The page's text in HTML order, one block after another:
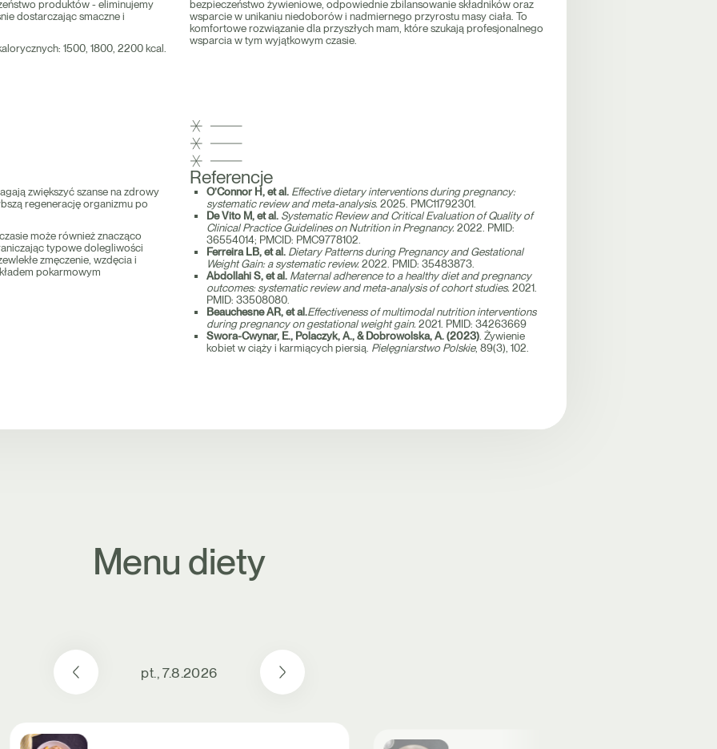
produktów - eliminujemy
dostarczając smaczne i
1500, 1800, 2200 kcal.
bezpieczeństwo żywieniowe, odpowiednie zbilansowanie składników oraz
wsparcie w unikaniu niedoborów i nadmiernego przyrostu masy ciała. To
komfortowe rozwiązanie dla przyszłych mam, które szukają profesjonalnego
wsparcia w tym wyjątkowym czasie.
zwiększyć szanse na zdrowy
regenerację organizmu po
może również znacząco
typowe dolegliwości
zmęczenie, wzdęcia i
pokarmowym
Referencje
O’Connor H, et al. Effective dietary interventions during pregnancy:
systematic review and meta-analysis. 2025. PMC11792301.
De Vito M, et al. Systematic Review and Critical Evaluation of Quality of
Clinical Practice Guidelines on Nutrition in Pregnancy. 2022. PMID:
36554014; PMCID: PMC9778102.
Ferreira LB, et al. Dietary Patterns during Pregnancy and Gestational
Weight Gain: a systematic review.2022. PMID: 35483873.
Abdollahi S, et al. Maternal adherence to a healthy diet and pregnancy
outcomes: systematic review and meta-analysis of cohort studies. 2021.
PMID: 33508080.
Beauchesne AR, et al.Effectiveness of multimodal nutrition interventions
during pregnancy on gestational weight gain. 2021. PMID: 34263669
Swora-Cwynar, E., Polaczyk, A., & Dobrowolska, A. (2023). Żywienie
kobiet w ciąży i karmiących piersią. Pielęgniarstwo Polskie, 89(3), 102.
Menu diety
pt., 7.8.2026